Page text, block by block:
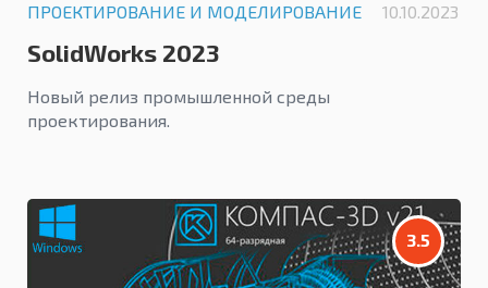
ПРОЕКТИРОВАНИЕ И МОДЕЛИРОВАНИЕ 10.10.2023
SolidWorks 2023
Новый релиз промышленной среды
проектирования.
3.5